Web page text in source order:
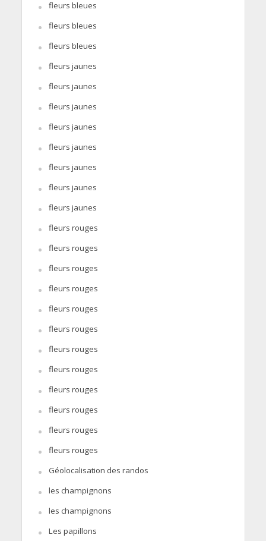
fleurs bleues
fleurs bleues
fleurs bleues
fleurs jaunes
fleurs jaunes
fleurs jaunes
fleurs jaunes
fleurs jaunes
fleurs jaunes
fleurs jaunes
fleurs jaunes
fleurs rouges
fleurs rouges
fleurs rouges
fleurs rouges
fleurs rouges
fleurs rouges
fleurs rouges
fleurs rouges
fleurs rouges
fleurs rouges
fleurs rouges
fleurs rouges
Géolocalisation des randos
les champignons
les champignons
Les papillons